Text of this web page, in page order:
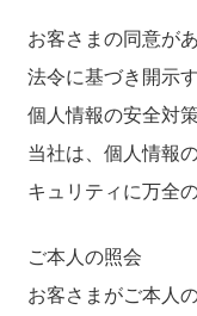
お客さまの同意が
法令に基づき開示
個人情報の安全対策
当社は、個人情報
キュリティに万全
ご本人の照会
お客さまがご本人